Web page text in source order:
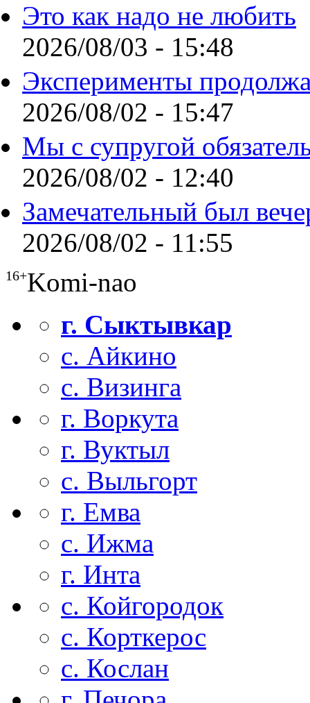
Это как надо не любить
2026/08/03 - 15:48
Эксперименты
2026/08/02 - 15:47
Мы с супругой
2026/08/02 - 12:40
Замечательный был
2026/08/02 - 11:55
16+Komi-nao
г. Сыктывкар
с. Айкино
с. Визинга
г. Воркута
г. Вуктыл
с. Выльгорт
г. Емва
с. Ижма
г. Инта
с. Койгородок
с. Корткерос
с. Кослан